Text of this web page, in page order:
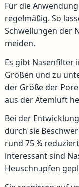
Für die
regelmäßig. So
Schwellungen der
meiden.
Es gibt Nasenfilter
Größen und zu
der Größe der
aus der Atemluft
Bei der
durch sie
rund 75 %
interessant sind
Heuschnupfen